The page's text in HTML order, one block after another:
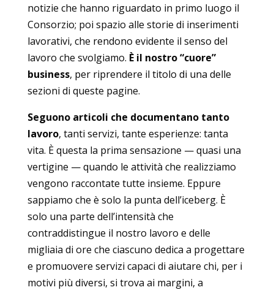
notizie che hanno riguardato in primo luogo il
Consorzio; poi spazio alle storie di inserimenti
lavorativi, che rendono evidente il senso del
lavoro che svolgiamo. È il nostro “cuore”
business, per riprendere il titolo di una delle
sezioni di queste pagine.
Seguono articoli che documentano tanto
lavoro, tanti servizi, tante esperienze: tanta
vita. È questa la prima sensazione — quasi una
vertigine — quando le attività che realizziamo
vengono raccontate tutte insieme. Eppure
sappiamo che è solo la punta dell’iceberg. È
solo una parte dell’intensità che
contraddistingue il nostro lavoro e delle
migliaia di ore che ciascuno dedica a progettare
e promuovere servizi capaci di aiutare chi, per i
motivi più diversi, si trova ai margini, a